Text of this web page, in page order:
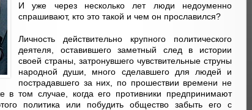
И уже через несколько лет люди недоуменно
спрашивают, кто это такой и чем он прославился?
Личность действительно крупного политического
деятеля, оставившего заметный след в истории
своей страны, затронувшего чувствительные струны
народной души, много сделавшего для людей и
пострадавшего за них, по прошествии времени не
в том случае, когда его противники предпринимают
политика или побудить общество забыть его с